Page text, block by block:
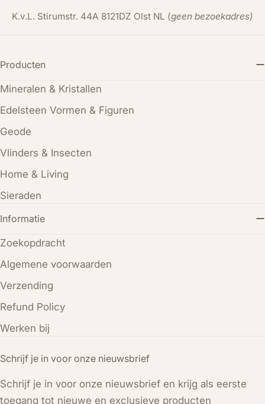
K.v.L. Stirumstr. 44A 8121DZ Olst NL (geen bezoekadres)
Schrijf je in voor onze nieuwsbrief
Schrijf je in voor onze nieuwsbrief en krijg als eerste
toegang tot nieuwe en exclusieve producten
Producten
Mineralen & Kristallen
Edelsteen Vormen & Figuren
Geode
Vlinders & Insecten
Home & Living
Sieraden
Informatie
Zoekopdracht
Algemene voorwaarden
Verzending
Refund Policy
Werken bij